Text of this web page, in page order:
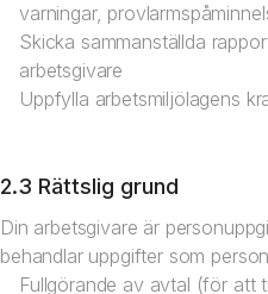
varningar,
Skicka sammanställda
arbetsgivare
Uppfylla arbetsmiljölagens
2.3 Rättslig grund
Din arbetsgivare är
behandlar uppgifter som
Fullgörande av avtal (för att